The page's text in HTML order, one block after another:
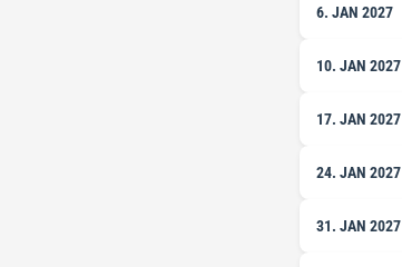
6. JAN 2027
10. JAN 2027
17. JAN 2027
24. JAN 2027
31. JAN 2027